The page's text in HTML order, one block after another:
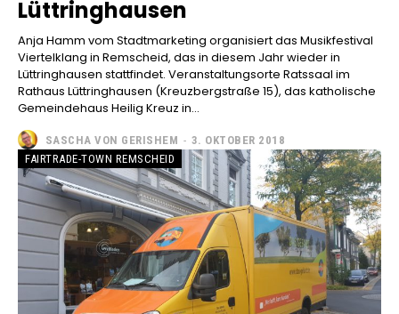
Lüttringhausen
Anja Hamm vom Stadtmarketing organisiert das Musikfestival
Viertelklang in Remscheid, das in diesem Jahr wieder in
Lüttringhausen stattfindet. Veranstaltungsorte Ratssaal im
Rathaus Lüttringhausen (Kreuzbergstraße 15), das katholische
Gemeindehaus Heilig Kreuz in...
SASCHA VON GERISHEM - 3. OKTOBER 2018
FAIRTRADE-TOWN REMSCHEID